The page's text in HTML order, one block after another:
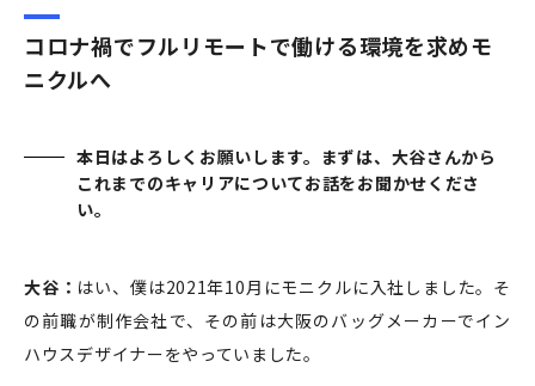
コロナ禍でフルリモートで働ける環境を求めモ
ニクルへ
本日はよろしくお願いします。まずは、大谷さんから
これまでのキャリアについてお話をお聞かせくださ
い。
大谷： はい、僕は2021年10月にモニクルに入社しました。そ
の前職が制作会社で、その前は大阪のバッグメーカーでイン
ハウスデザイナーをやっていました。